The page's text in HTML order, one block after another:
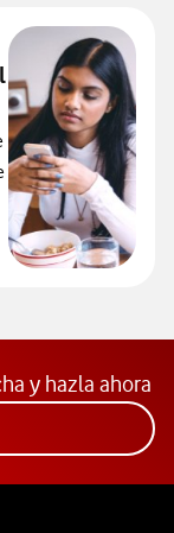
Care
y hazla ahora
a la app Mi